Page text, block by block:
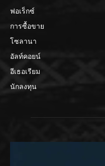
ฟอเร็กซ์
การซื้อขาย
โซลานา
อัลท์คอยน์
อีเธอเรียม
นักลงทุน